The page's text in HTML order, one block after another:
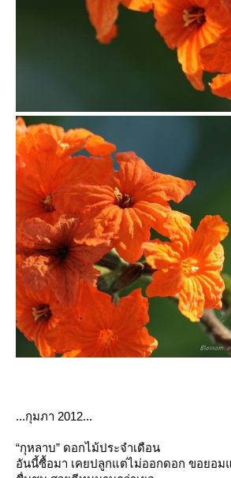
...กุมภา 2012...
“กุหลาบ” ดอกไม้ประจำเดือน
อันนี้ซื้อมา เคยปลูกแต่ไม่ออกดอก ขอยอม